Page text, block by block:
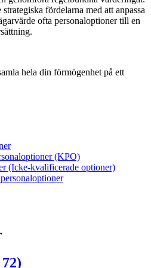
fördelarna med att anpassa
ofta personaloptioner till en
hela din förmögenhet på ett
(KPO)
(Icke-kvalificerade optioner)